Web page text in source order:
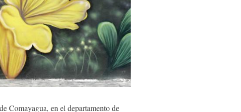
Comayagua, en el departamento de